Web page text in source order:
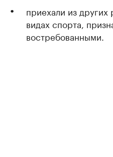
приехали из
видах спорта,
востребованными.